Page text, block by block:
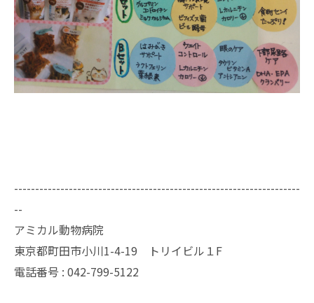
--------------------------------------------------------------------
--
アミカル動物病院
東京都町田市小川1-4-19 トリイビル１F
電話番号 : 042-799-5122